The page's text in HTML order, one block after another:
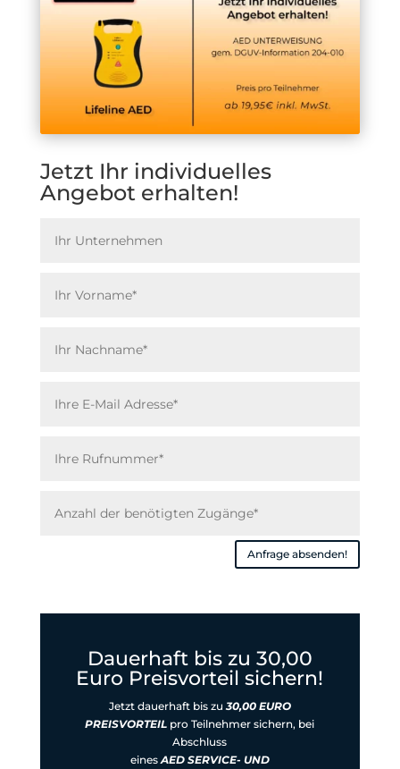
Jetzt Ihr individuelles
Angebot erhalten!
Anfrage absenden!
Dauerhaft bis zu 30,00
Euro Preisvorteil sichern!
Jetzt dauerhaft bis zu 30,00 EURO
PREISVORTEIL pro Teilnehmer sichern, bei
Abschluss
eines AED SERVICE- UND